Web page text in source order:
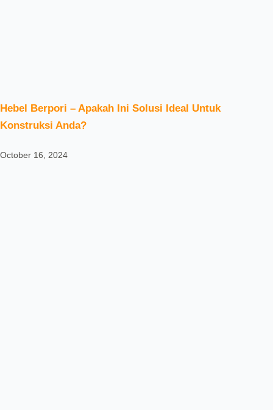
Hebel Berpori – Apakah Ini Solusi Ideal Untuk
Konstruksi Anda?
October 16, 2024